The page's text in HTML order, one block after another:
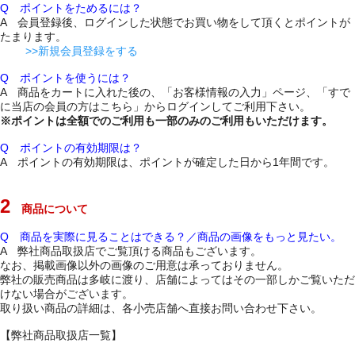
Q ポイントをためるには？
A 会員登録後、ログインした状態でお買い物をして頂くとポイントが
たまります。
>>新規会員登録をする
Q ポイントを使うには？
A 商品をカートに入れた後の、「お客様情報の入力」ページ、「すで
に当店の会員の方はこちら」からログインしてご利用下さい。
※ポイントは全額でのご利用も一部のみのご利用もいただけます。
Q ポイントの有効期限は？
A ポイントの有効期限は、ポイントが確定した日から1年間です。
2 商品について
Q 商品を実際に見ることはできる？／商品の画像をもっと見たい。
A 弊社商品取扱店でご覧頂ける商品もございます。
なお、掲載画像以外の画像のご用意は承っておりません。
弊社の販売商品は多岐に渡り、店舗によってはその一部しかご覧いただ
けない場合がございます。
取り扱い商品の詳細は、各小売店舗へ直接お問い合わせ下さい。
【弊社商品取扱店一覧】